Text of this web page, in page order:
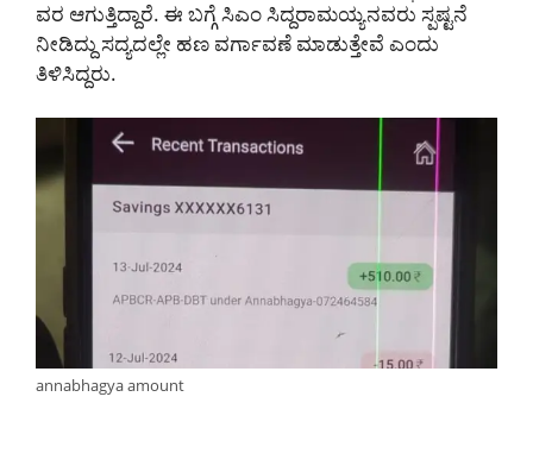
ವರ ಆಗುತ್ತಿದ್ದಾರೆ. ಈ ಬಗ್ಗೆ ಸಿಎಂ ಸಿದ್ದರಾಮಯ್ಯನವರು ಸ್ಪಷ್ಟನೆ
ನೀಡಿದ್ದು ಸದ್ಯದಲ್ಲೇ ಹಣ ವರ್ಗಾವಣೆ ಮಾಡುತ್ತೇವೆ ಎಂದು
ತಿಳಿಸಿದ್ದರು.
annabhagya amount